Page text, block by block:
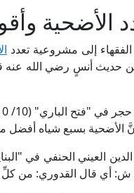
الأضحية
إلى مشروعية تعدد
أنسٍ رضي الله عنه
الأضحية بسبع شياه أفضل من
ش: أي قال القدوري: من كلِّ